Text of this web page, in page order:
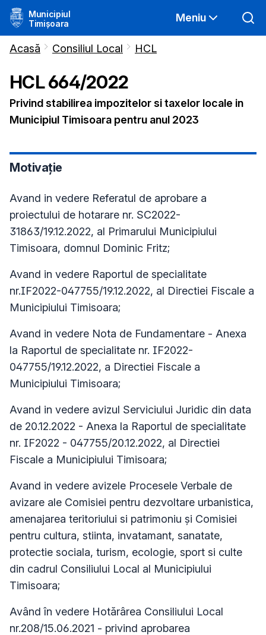
Municipiul
Timișoara
Meniu
Acasă Consiliul Local HCL
HCL664/2022
Privind stabilirea impozitelor si taxelor locale in
Municipiul Timisoara pentru anul 2023
Motivație
Avand in vedere Referatul de aprobare a
proiectului de hotarare nr. SC2022-
31863/19.12.2022, al Primarului Municipiului
Timisoara, domnul Dominic Fritz;
Avand in vedere Raportul de specialitate
nr.IF2022-047755/19.12.2022, al Directiei Fiscale a
Municipiului Timisoara;
Avand in vedere Nota de Fundamentare - Anexa
la Raportul de specialitate nr. IF2022-
047755/19.12.2022, a Directiei Fiscale a
Municipiului Timisoara;
Avand in vedere avizul Serviciului Juridic din data
de 20.12.2022 - Anexa la Raportul de specialitate
nr. IF2022 - 047755/20.12.2022, al Directiei
Fiscale a Municipiului Timisoara;
Avand in vedere avizele Procesele Verbale de
avizare ale Comisiei pentru dezvoltare urbanistica,
amenajarea teritoriului si patrimoniu și Comisiei
pentru cultura, stiinta, invatamant, sanatate,
protectie sociala, turism, ecologie, sport si culte
din cadrul Consiliului Local al Municipiului
Timisoara;
Având în vedere Hotărârea Consiliului Local
nr.208/15.06.2021 - privind aprobarea